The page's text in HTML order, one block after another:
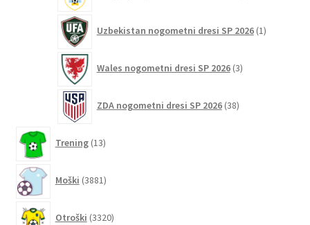
Uzbekistan nogometni dresi SP 2026 1izdelek
Wales nogometni dresi SP 2026 3izdelki
ZDA nogometni dresi SP 2026 38izdelkov
Trening 13izdelkov
Moški 3881izdelkov
Otroški 3320